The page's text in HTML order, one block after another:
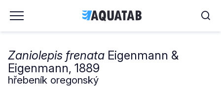
Zaniolepis frenata Eigenmann &
Eigenmann, 1889
hřebeník oregonský